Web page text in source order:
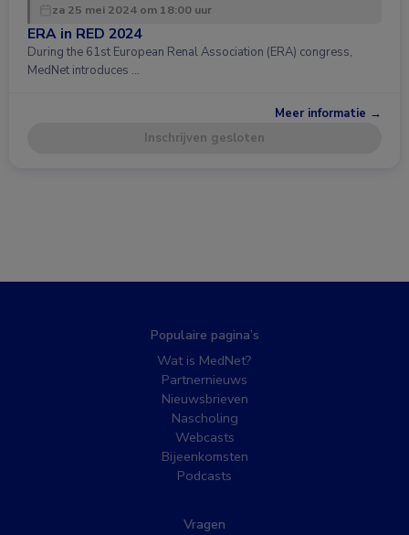
za 25 mei 2024 om 18:00 uur
ERA in RED 2024
During the 61st European Renal Association (ERA) congress,
MedNet introduces …
Meer informatie →
Inschrijven gesloten
Populaire pagina’s
Wat is MedNet?
Partnernieuws
Nieuwsbrieven
Nascholing
Webcasts
Bijeenkomsten
Podcasts
Vragen